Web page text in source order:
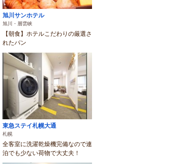
旭川サンホテル
旭川・層雲峡
【朝食】ホテルこだわりの厳選さ
れたパン
東急ステイ札幌大通
札幌
全客室に洗濯乾燥機完備なので連
泊でも少ない荷物で大丈夫！